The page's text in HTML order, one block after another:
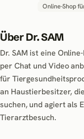
Online-Shop
Über Dr. SAM
Dr. SAM ist eine
per Chat und Video
für
an Haustierbesitzer,
suchen, und agiert als
Tierarztbesuch.